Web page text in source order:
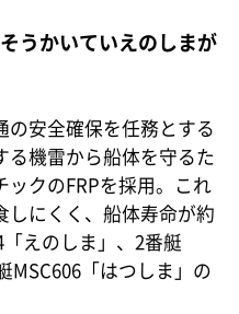
うかいていえのしまが
安全確保を任務とする
機雷から船体を守るた
クのFRPを採用。これ
しにくく、船体寿命が約
えのしま」、2番艇
MSC606「はつしま」の